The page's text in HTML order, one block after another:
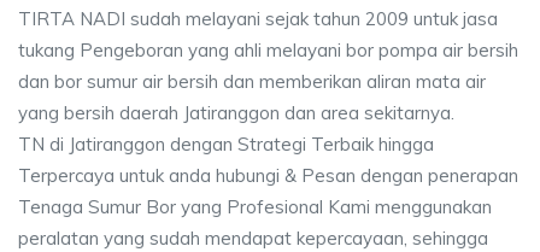
TIRTA NADI sudah melayani sejak tahun 2009 untuk jasa
tukang Pengeboran yang ahli melayani bor pompa air bersih
dan bor sumur air bersih dan memberikan aliran mata air
yang bersih daerah Jatiranggon dan area sekitarnya.
TN di Jatiranggon dengan Strategi Terbaik hingga
Terpercaya untuk anda hubungi & Pesan dengan penerapan
Tenaga Sumur Bor yang Profesional Kami menggunakan
peralatan yang sudah mendapat kepercayaan, sehingga